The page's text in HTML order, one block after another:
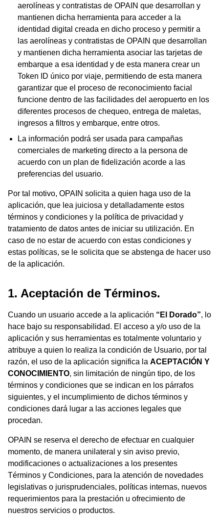
aerolíneas y contratistas de OPAIN que desarrollan y
mantienen dicha herramienta para acceder a la
identidad digital creada en dicho proceso y permitir a
las aerolíneas y contratistas de OPAIN que desarrollan
y mantienen dicha herramienta asociar las tarjetas de
embarque a esa identidad y de esta manera crear un
Token ID único por viaje, permitiendo de esta manera
garantizar que el proceso de reconocimiento facial
funcione dentro de las facilidades del aeropuerto en los
diferentes procesos de chequeo, entrega de maletas,
ingresos a filtros y embarque, entre otros.
La información podrá ser usada para campañas
comerciales de marketing directo a la persona de
acuerdo con un plan de fidelización acorde a las
preferencias del usuario.
Por tal motivo, OPAIN solicita a quien haga uso de la
aplicación, que lea juiciosa y detalladamente estos
términos y condiciones y la política de privacidad y
tratamiento de datos antes de iniciar su utilización. En
caso de no estar de acuerdo con estas condiciones y
estas políticas, se le solicita que se abstenga de hacer uso
de la aplicación.
1. Aceptación de Términos.
Cuando un usuario accede a la aplicación “El Dorado”, lo
hace bajo su responsabilidad. El acceso a y/o uso de la
aplicación y sus herramientas es totalmente voluntario y
atribuye a quien lo realiza la condición de Usuario, por tal
razón, el uso de la aplicación significa la ACEPTACIÓN Y
CONOCIMIENTO, sin limitación de ningún tipo, de los
términos y condiciones que se indican en los párrafos
siguientes, y el incumplimiento de dichos términos y
condiciones dará lugar a las acciones legales que
procedan.
OPAIN se reserva el derecho de efectuar en cualquier
momento, de manera unilateral y sin aviso previo,
modificaciones o actualizaciones a los presentes
Términos y Condiciones, para la atención de novedades
legislativas o jurisprudenciales, políticas internas, nuevos
requerimientos para la prestación u ofrecimiento de
nuestros servicios o productos.